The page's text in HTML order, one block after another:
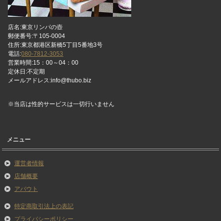
店名:東京リンパの壺
郵便番号:〒105-0004
住所:東京都港区新橋5丁目5番地3号
電話:080-7812-3053
営業時間:15：00～04：00
定休日:不定期
メールアドレス:info@thubo.biz
※当店は性的サービスは一切行いません
メニュー
運営者情報
店舗概要
アバウト
特定商取引法上の表記
プライバシーポリシー